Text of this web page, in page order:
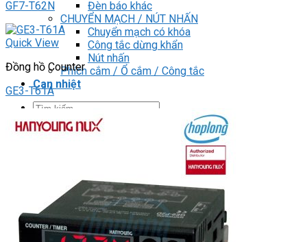
Đèn báo khác
CHUYỂN MẠCH / NÚT NHẤN
Chuyển mạch có khóa
Công tắc dừng khẩn
Nút nhấn
Phích cắm / Ổ cắm / Công tắc
Can nhiệt
Tìm
kiếm:
Chưa có sản phẩm trong giỏ hàng.
GF7-T62N
Quick View
Đồng hồ Counter
GE3-T61A